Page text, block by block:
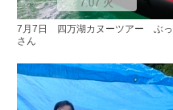
7.07 火
7月7日 四万湖カヌーツアー ぶっ
さん